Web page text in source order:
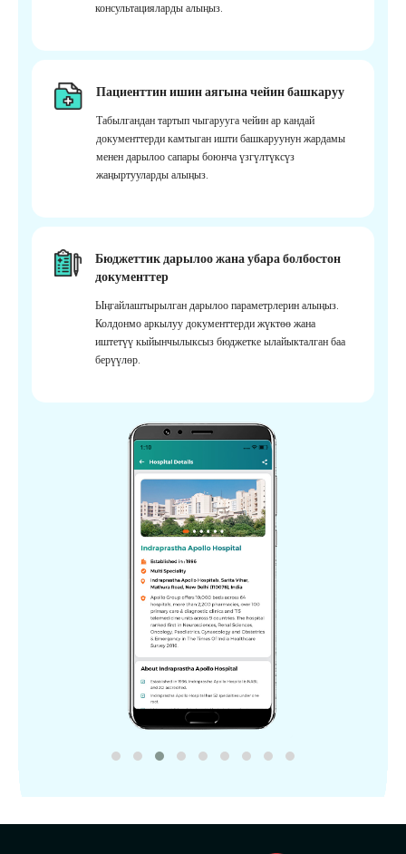
консультацияларды алыңыз.
Пациенттин ишин аягына чейин башкаруу
Табылгандан тартып чыгарууга чейин ар кандай
документтерди камтыган ишти башкаруунун жардамы
менен дарылоо сапары боюнча үзгүлтүксүз
жаңыртууларды алыңыз.
Бюджеттик дарылоо жана убара болбостон
документтер
Ыңгайлаштырылган дарылоо параметрлерин алыңыз.
Колдонмо аркылуу документтерди жүктөө жана
иштетүү кыйынчылыксыз бюджетке ылайыкталган баа
берүүлөр.